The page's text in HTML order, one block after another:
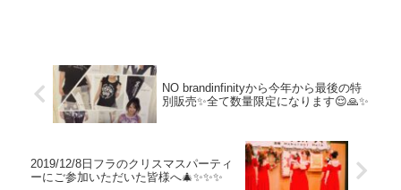
NO brandinfinityから今年から最後の特
別販売✨全て数量限定になります😌🙏✨
2019/12/8日フラのクリスマスパーティ
ーにご参加いただいた皆様へ🎄✨✨✨